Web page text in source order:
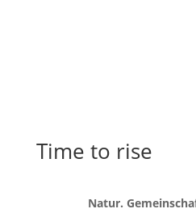
Time to rise
Natur.